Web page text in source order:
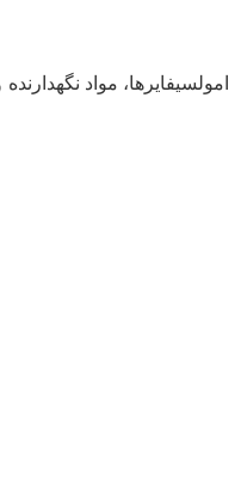
امولسیفایرها، مواد